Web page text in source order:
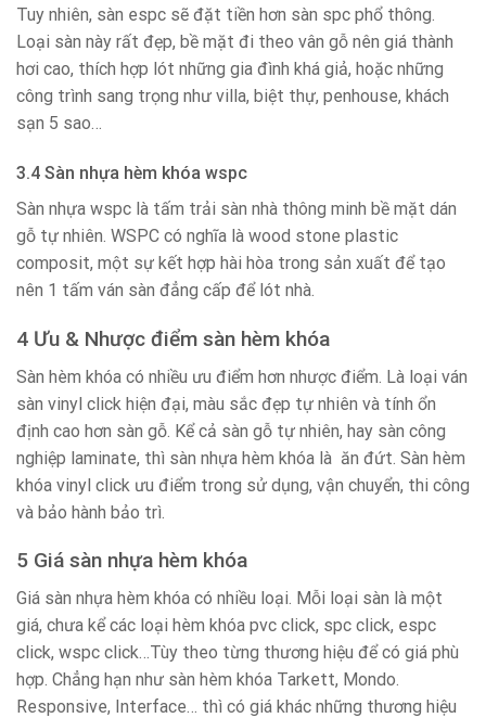
Tuy nhiên, sàn espc sẽ đặt tiền hơn sàn spc phổ thông.
Loại sàn này rất đẹp, bề mặt đi theo vân gỗ nên giá thành
hơi cao, thích hợp lót những gia đình khá giả, hoặc những
công trình sang trọng như villa, biệt thự, penhouse, khách
sạn 5 sao…
3.4 Sàn nhựa hèm khóa wspc
Sàn nhựa wspc là tấm trải sàn nhà thông minh bề mặt dán
gỗ tự nhiên. WSPC có nghĩa là wood stone plastic
composit, một sự kết hợp hài hòa trong sản xuất để tạo
nên 1 tấm ván sàn đẳng cấp để lót nhà.
4 Ưu & Nhược điểm sàn hèm khóa
Sàn hèm khóa có nhiều ưu điểm hơn nhược điểm. Là loại ván
sàn vinyl click hiện đại, màu sắc đẹp tự nhiên và tính ổn
định cao hơn sàn gỗ. Kể cả sàn gỗ tự nhiên, hay sàn công
nghiệp laminate, thì sàn nhựa hèm khóa là ăn đứt. Sàn hèm
khóa vinyl click ưu điểm trong sử dụng, vận chuyển, thi công
và bảo hành bảo trì.
5 Giá sàn nhựa hèm khóa
Giá sàn nhựa hèm khóa có nhiều loại. Mỗi loại sàn là một
giá, chưa kể các loại hèm khóa pvc click, spc click, espc
click, wspc click…Tùy theo từng thương hiệu để có giá phù
hợp. Chẳng hạn như sàn hèm khóa Tarkett, Mondo.
Responsive, Interface… thì có giá khác những thương hiệu